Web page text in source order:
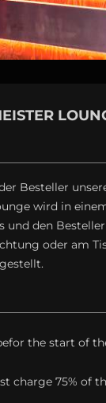
Besteller
wird in
und den
oder am
the start of
charge 75% of